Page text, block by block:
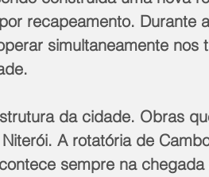
recapeamento. Durante
simultaneamente nos
da cidade. Obras
A rotatória de
sempre na